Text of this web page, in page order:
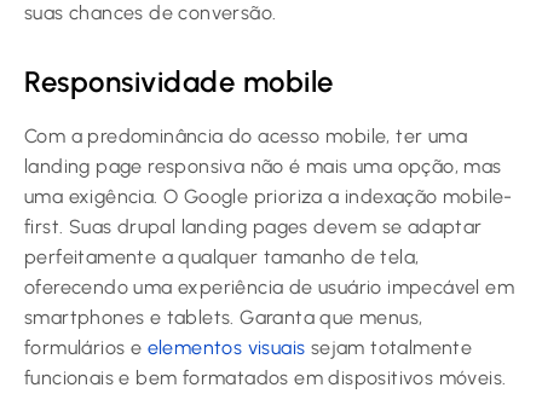
suas chances de conversão.
Responsividade mobile
Com a predominância do acesso mobile, ter uma
landing page responsiva não é mais uma opção, mas
uma exigência. O Google prioriza a indexação mobile-
first. Suas drupal landing pages devem se adaptar
perfeitamente a qualquer tamanho de tela,
oferecendo uma experiência de usuário impecável em
smartphones e tablets. Garanta que menus,
formulários e elementos visuais sejam totalmente
funcionais e bem formatados em dispositivos móveis.